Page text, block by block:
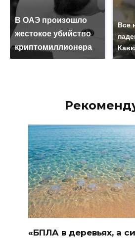
В ОАЭ произошло
жестокое убийство
криптомиллионера
Все
«БПЛА в деревьях, а